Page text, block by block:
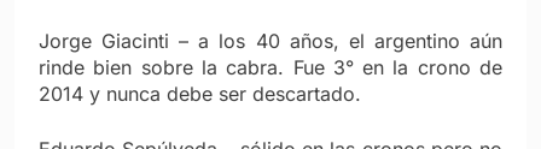
Jorge Giacinti – a los 40 años, el argentino aún
rinde bien sobre la cabra. Fue 3° en la crono de
2014 y nunca debe ser descartado.